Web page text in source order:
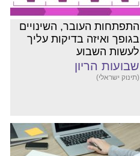
התפתחות העובר, השינויים
בגופך ואיזה בדיקות עליך
לעשות השבוע
שבועות הריון
(תינוק ישראלי)